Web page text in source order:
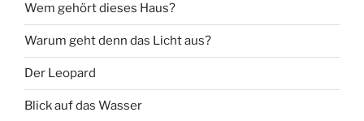
Wem gehört dieses Haus?
Warum geht denn das Licht aus?
Der Leopard
Blick auf das Wasser